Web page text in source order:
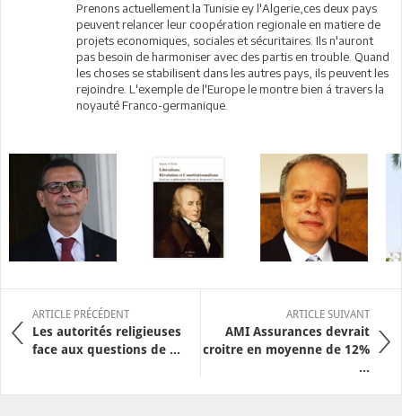
Prenons actuellement la Tunisie ey l'Algerie,ces deux pays
peuvent relancer leur coopération regionale en matiere de
projets economiques, sociales et sécuritaires. Ils n'auront
pas besoin de harmoniser avec des partis en trouble. Quand
les choses se stabilisent dans les autres pays, ils peuvent les
rejoindre. L'exemple de l'Europe le montre bien á travers la
noyauté Franco-germanique.
ARTICLE PRÉCÉDENT
Les autorités religieuses
face aux questions de ...
ARTICLE SUIVANT
AMI Assurances devrait
croitre en moyenne de 12%
...